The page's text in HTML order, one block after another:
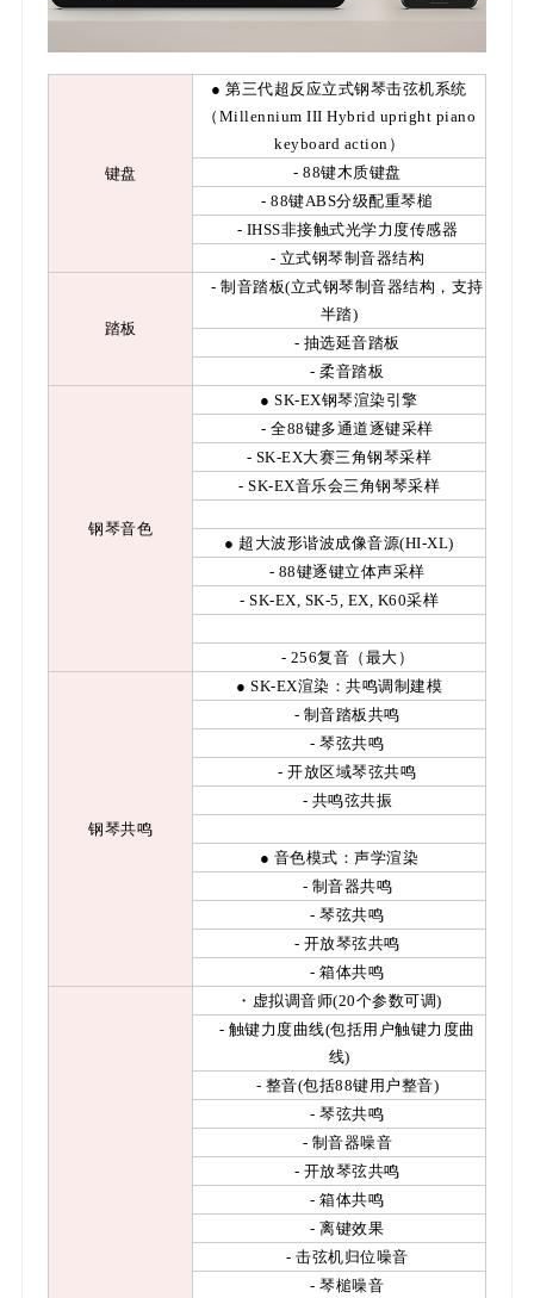
键盘
● 第三代超反应立式钢琴击弦机系统
（Millennium III Hybrid upright piano
keyboard action）
- 88键木质键盘
- 88键ABS分级配重琴槌
- IHSS非接触式光学力度传感器
- 立式钢琴制音器结构
踏板
- 制音踏板(立式钢琴制音器结构，支持
半踏)
- 抽选延音踏板
- 柔音踏板
钢琴音色
● SK-EX钢琴渲染引擎
- 全88键多通道逐键采样
- SK-EX大赛三角钢琴采样
- SK-EX音乐会三角钢琴采样
● 超大波形谐波成像音源(HI-XL)
- 88键逐键立体声采样
- SK-EX, SK-5, EX, K60采样
- 256复音（最大）
钢琴共鸣
● SK-EX渲染：共鸣调制建模
- 制音踏板共鸣
- 琴弦共鸣
- 开放区域琴弦共鸣
- 共鸣弦共振
● 音色模式：声学渲染
- 制音器共鸣
- 琴弦共鸣
- 开放琴弦共鸣
- 箱体共鸣
・虚拟调音师(20个参数可调)
- 触键力度曲线(包括用户触键力度曲
线)
- 整音(包括88键用户整音)
- 琴弦共鸣
- 制音器噪音
- 开放琴弦共鸣
- 箱体共鸣
- 离键效果
- 击弦机归位噪音
- 琴槌噪音